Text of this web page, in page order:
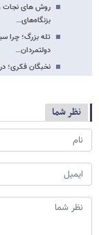
بزنگاه‌های…
تله بزرگ؛ چرا
دولتمردان…
نخبگان فکری؛
نظر شما